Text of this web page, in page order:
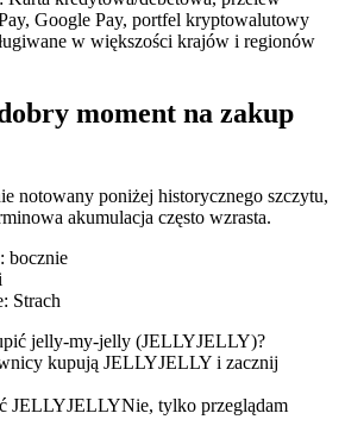
na akcje, forex, metale szlachetne i
na USDC
USDC jako zabezpieczenie
Google Pay, portfel kryptowalutowy
w większości krajów i regionów
moment na zakup
notowany poniżej historycznego szczytu,
akumulacja często wzrasta.
: bocznie
: Strach
jelly-my-jelly (JELLYJELLY)?
kupują JELLYJELLY i zacznij
JELLYJELLYNie, tylko przeglądam